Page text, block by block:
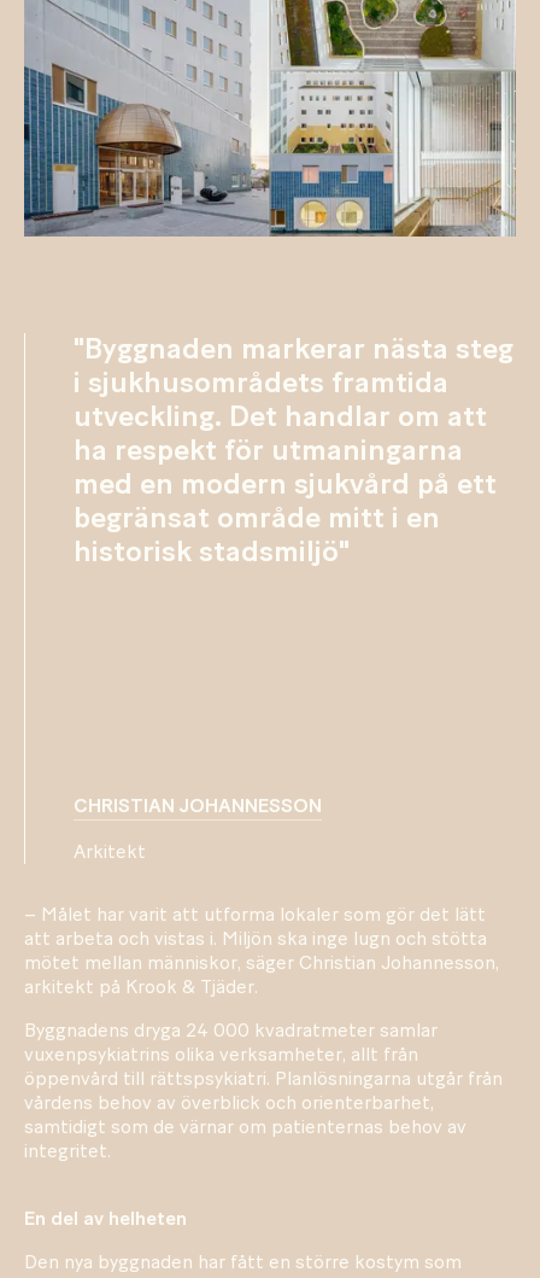
"Byggnaden markerar nästa steg
i sjukhusområdets framtida
utveckling. Det handlar om att
ha respekt för utmaningarna
med en modern sjukvård på ett
begränsat område mitt i en
historisk stadsmiljö"
CHRISTIAN JOHANNESSON
Arkitekt
– Målet har varit att utforma lokaler som gör det lätt
att arbeta och vistas i. Miljön ska inge lugn och stötta
mötet mellan människor, säger Christian Johannesson,
arkitekt på Krook & Tjäder.
Byggnadens dryga 24 000 kvadratmeter samlar
vuxenpsykiatrins olika verksamheter, allt från
öppenvård till rättspsykiatri. Planlösningarna utgår från
vårdens behov av överblick och orienterbarhet,
samtidigt som de värnar om patienternas behov av
integritet.
En del av helheten
Den nya byggnaden har fått en större kostym som